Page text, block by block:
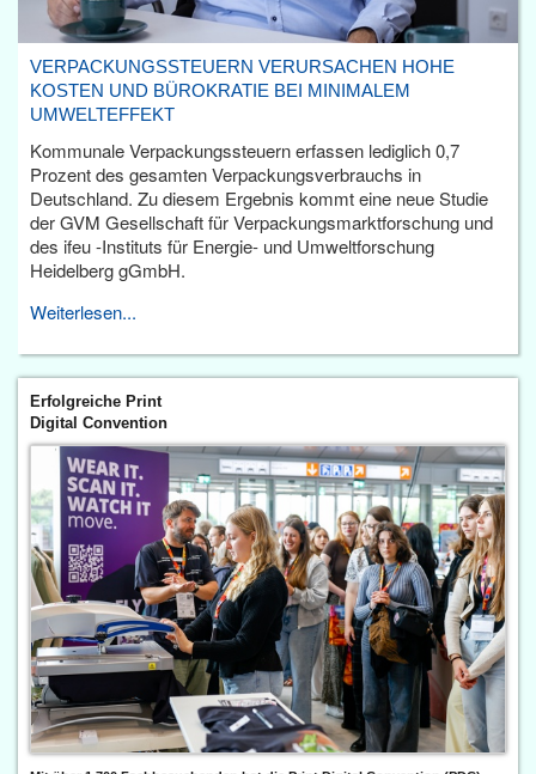
VERPACKUNGSSTEUERN VERURSACHEN HOHE
KOSTEN UND BÜROKRATIE BEI MINIMALEM
UMWELTEFFEKT
Kommunale Verpackungssteuern erfassen lediglich 0,7
Prozent des gesamten Verpackungsverbrauchs in
Deutschland. Zu diesem Ergebnis kommt eine neue Studie
der GVM Gesellschaft für Verpackungsmarktforschung und
des ifeu -Instituts für Energie- und Umweltforschung
Heidelberg gGmbH.
Weiterlesen...
Erfolgreiche Print
Digital Convention